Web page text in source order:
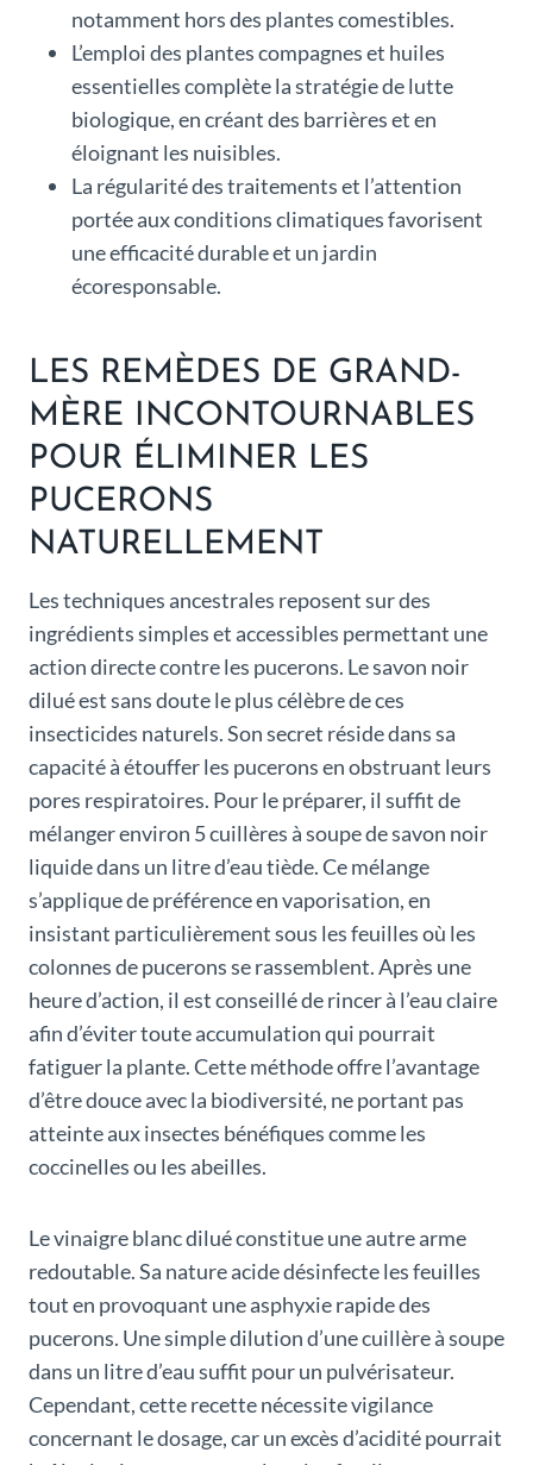
notamment hors des plantes comestibles.
L’emploi des plantes compagnes et huiles
essentielles complète la stratégie de lutte
biologique, en créant des barrières et en
éloignant les nuisibles.
La régularité des traitements et l’attention
portée aux conditions climatiques favorisent
une efficacité durable et un jardin
écoresponsable.
LES REMÈDES DE GRAND-
MÈRE INCONTOURNABLES
POUR ÉLIMINER LES
PUCERONS
NATURELLEMENT
Les techniques ancestrales reposent sur des
ingrédients simples et accessibles permettant une
action directe contre les pucerons. Le savon noir
dilué est sans doute le plus célèbre de ces
insecticides naturels. Son secret réside dans sa
capacité à étouffer les pucerons en obstruant leurs
pores respiratoires. Pour le préparer, il suffit de
mélanger environ 5 cuillères à soupe de savon noir
liquide dans un litre d’eau tiède. Ce mélange
s’applique de préférence en vaporisation, en
insistant particulièrement sous les feuilles où les
colonnes de pucerons se rassemblent. Après une
heure d’action, il est conseillé de rincer à l’eau claire
afin d’éviter toute accumulation qui pourrait
fatiguer la plante. Cette méthode offre l’avantage
d’être douce avec la biodiversité, ne portant pas
atteinte aux insectes bénéfiques comme les
coccinelles ou les abeilles.
Le vinaigre blanc dilué constitue une autre arme
redoutable. Sa nature acide désinfecte les feuilles
tout en provoquant une asphyxie rapide des
pucerons. Une simple dilution d’une cuillère à soupe
dans un litre d’eau suffit pour un pulvérisateur.
Cependant, cette recette nécessite vigilance
concernant le dosage, car un excès d’acidité pourrait